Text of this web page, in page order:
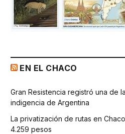
EN EL CHACO
Gran Resistencia registró una de
indigencia de Argentina
La privatización de rutas en
4.259 pesos